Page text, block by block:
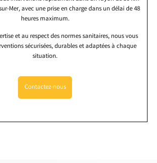
Mer, avec une prise en charge dans un délai de 48
heures maximum.
et au respect des normes sanitaires, nous vous
sécurisées, durables et adaptées à chaque
situation.
Contactez-nous